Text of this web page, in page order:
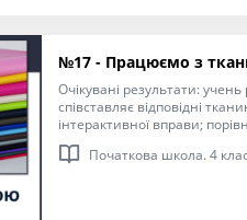
№17 - Працюємо з
Очікувані результати:
співставляє відповідні
інтерактивної вправи;
риси; розуміє значення
формування ключових та
Початкова школа. 4 клас